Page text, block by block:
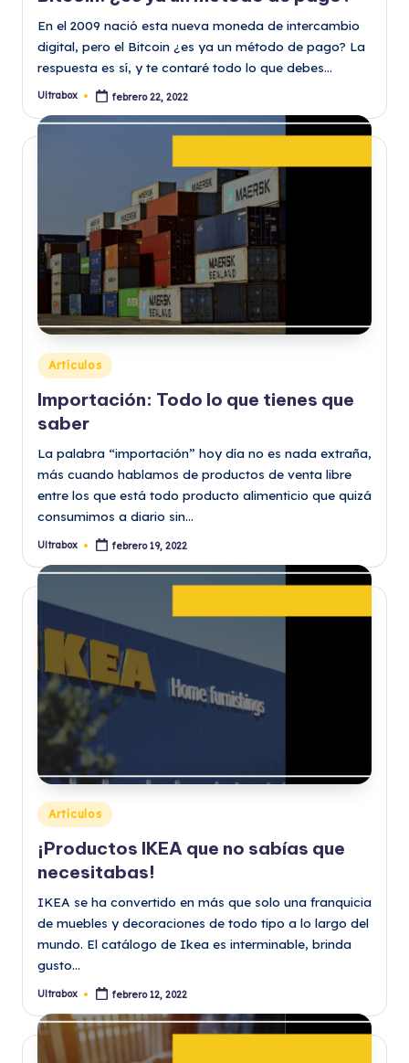
En el 2009 nació esta nueva moneda de intercambio
digital, pero el Bitcoin ¿es ya un método de pago? La
respuesta es sí, y te contaré todo lo que debes…
Publicado
Ultrabox febrero 22, 2022
Publicado
en
Artículos
Importación: Todo lo que tienes que
saber
La palabra “importación” hoy día no es nada extraña,
más cuando hablamos de productos de venta libre
entre los que está todo producto alimenticio que quizá
consumimos a diario sin…
Publicado
Ultrabox febrero 19, 2022
Publicado
en
Artículos
¡Productos IKEA que no sabías que
necesitabas!
IKEA se ha convertido en más que solo una franquicia
de muebles y decoraciones de todo tipo a lo largo del
mundo. El catálogo de Ikea es interminable, brinda
gusto…
Publicado
Ultrabox febrero 12, 2022